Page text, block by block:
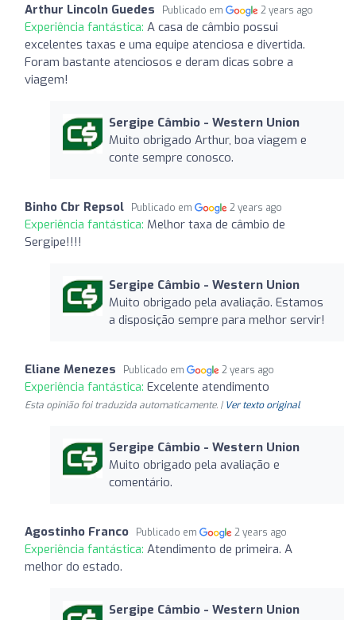
Arthur Lincoln Guedes Publicado em 2 years ago
Experiência fantástica: A casa de câmbio possui
excelentes taxas e uma equipe atenciosa e divertida.
Foram bastante atenciosos e deram dicas sobre a
viagem!
Sergipe Câmbio - Western Union
Muito obrigado Arthur, boa viagem e
conte sempre conosco.
Binho Cbr Repsol Publicado em 2 years ago
Experiência fantástica: Melhor taxa de câmbio de
Sergipe!!!!
Sergipe Câmbio - Western Union
Muito obrigado pela avaliação. Estamos
a disposição sempre para melhor servir!
Eliane Menezes Publicado em 2 years ago
Experiência fantástica: Excelente atendimento
Esta opinião foi traduzida automaticamente. | Ver texto original
Sergipe Câmbio - Western Union
Muito obrigado pela avaliação e
comentário.
Agostinho Franco Publicado em 2 years ago
Experiência fantástica: Atendimento de primeira. A
melhor do estado.
Sergipe Câmbio - Western Union